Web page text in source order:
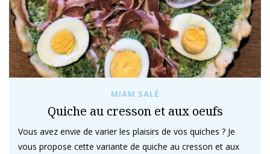
MIAM SALÉ
Quiche au cresson et aux oeufs
Vous avez envie de varier les plaisirs de vos quiches ? Je
vous propose cette variante de quiche au cresson et aux